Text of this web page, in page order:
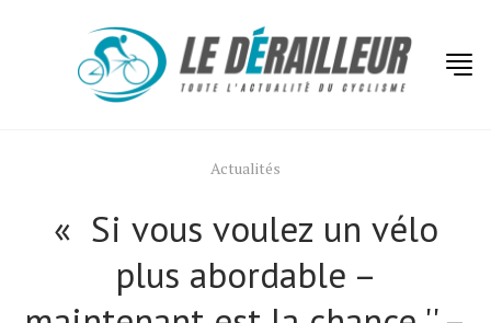
Actualités
« Si vous voulez un vélo
plus abordable –